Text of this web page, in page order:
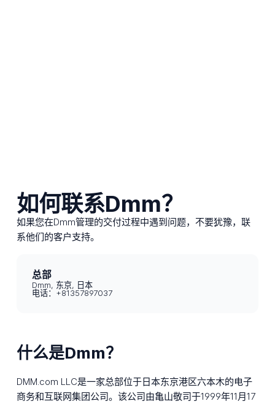
如何联系Dmm？
如果您在Dmm管理的交付过程中遇到问题，不要犹豫，联
系他们的客户支持。
总部
Dmm, 东京, 日本
电话：+81357897037
什么是Dmm？
DMM.com LLC是一家总部位于日本东京港区六本木的电子
商务和互联网集团公司。该公司由亀山敬司于1999年11月17